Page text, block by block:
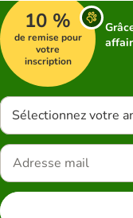
10 %
de remise pour
votre
inscription
Sélectionnez votre